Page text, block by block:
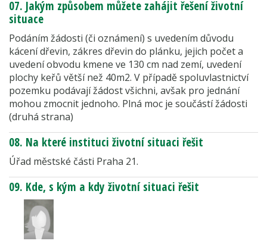
07. Jakým způsobem můžete zahájit řešení životní
situace
Podáním žádosti (či oznámení) s uvedením důvodu
kácení dřevin, zákres dřevin do plánku, jejich počet a
uvedení obvodu kmene ve 130 cm nad zemí, uvedení
plochy keřů větší než 40m2. V případě spoluvlastnictví
pozemku podávají žádost všichni, avšak pro jednání
mohou zmocnit jednoho. Plná moc je součástí žádosti
(druhá strana)
08. Na které instituci životní situaci řešit
Úřad městské části Praha 21.
09. Kde, s kým a kdy životní situaci řešit